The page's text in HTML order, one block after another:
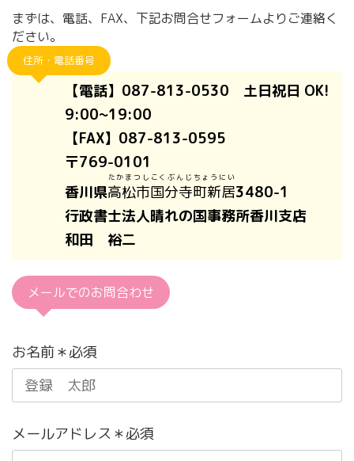
まずは、電話、FAX、下記お問合せフォームよりご連絡く
ださい。
住所・電話番号
【電話】087-813-0530 土日祝日 OK!
9:00~19:00
【FAX】087-813-0595
〒769-0101
香川県高松市国分寺町新居
たかまつしこくぶんじちょうにい
3480-1
行政書士法人晴れの国事務所香川支店
和田 裕二
メールでのお問合わせ
お名前＊必須
メールアドレス＊必須